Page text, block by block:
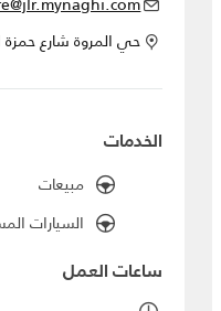
حي المروة شارع حمزة
الخدمات
مبيعات
السيارات
ساعات العمل